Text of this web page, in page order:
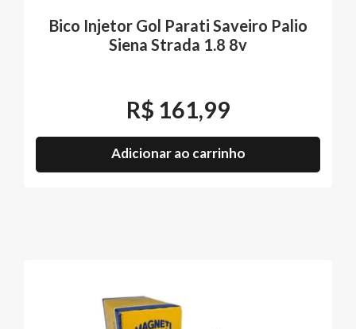
Bico Injetor Gol Parati Saveiro Palio
Siena Strada 1.8 8v
R$ 161,99
Adicionar ao carrinho